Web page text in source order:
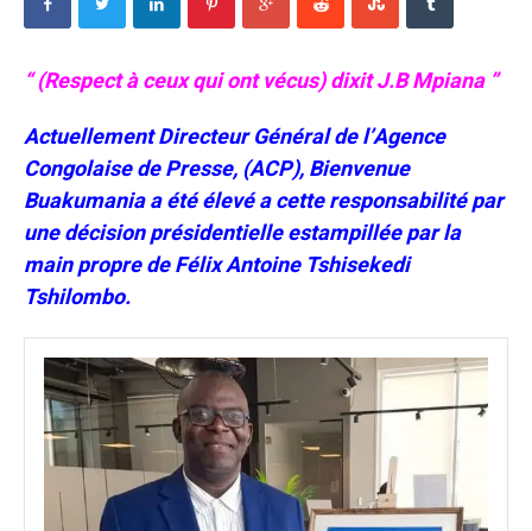
“ (Respect à ceux qui ont vécus) dixit J.B Mpiana ”
Actuellement Directeur Général de l’Agence
Congolaise de Presse, (ACP), Bienvenue
Buakumania a été élevé a cette responsabilité par
une décision présidentielle estampillée par la
main propre de Félix Antoine Tshisekedi
Tshilombo.